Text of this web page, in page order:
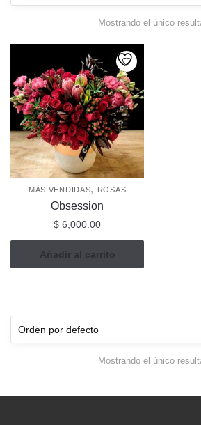
Mostrando el único
MÁS VENDIDAS, ROSAS
Obsession
$ 6,000.00
Añadir al carrito
Mostrando el único